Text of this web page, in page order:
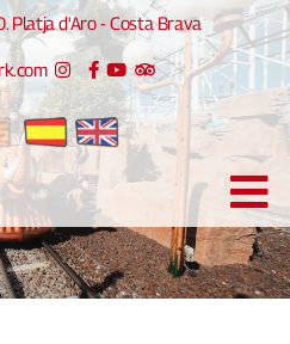
Platja d'Aro - Costa Brava